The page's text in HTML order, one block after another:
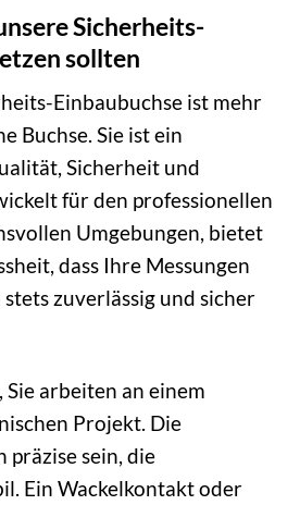
Sicherheits-
sollten
Einbaubuchse ist mehr
Buchse. Sie ist ein
Sicherheit und
für den professionellen
Umgebungen, bietet
dass Ihre Messungen
zuverlässig und sicher
Sie arbeiten an einem
Projekt. Die
präzise sein, die
Ein Wackelkontakt oder